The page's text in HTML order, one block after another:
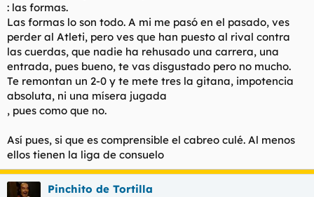
: las formas.
Las formas lo son todo. A mi me pasó en el pasado, ves
perder al Atleti, pero ves que han puesto al rival contra
las cuerdas, que nadie ha rehusado una carrera, una
entrada, pues bueno, te vas disgustado pero no mucho.
Te remontan un 2-0 y te mete tres la gitana, impotencia
absoluta, ni una mísera jugada
, pues como que no.
Así pues, si que es comprensible el cabreo culé. Al menos
ellos tienen la liga de consuelo
Pinchito de Tortilla